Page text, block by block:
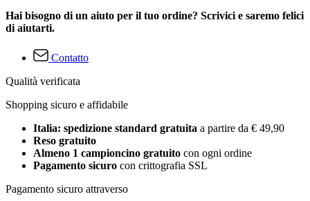
Hai bisogno di un aiuto per il tuo ordine? Scrivici e saremo felici
di aiutarti.
Contatto
Qualità verificata
Shopping sicuro e affidabile
Italia: spedizione standard gratuita a partire da € 49,90
Reso gratuito
Almeno 1 campioncino gratuito con ogni ordine
Pagamento sicuro con crittografia SSL
Pagamento sicuro attraverso